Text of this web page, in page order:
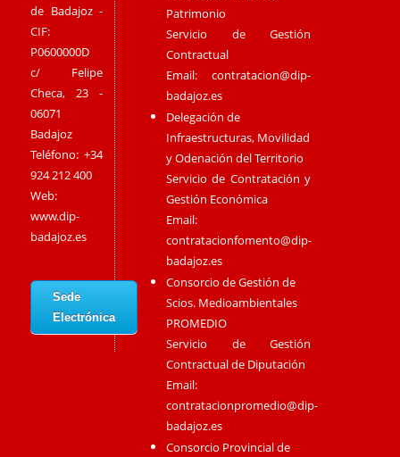
de Badajoz -
CIF:
P0600000D
c/ Felipe
Checa, 23 -
06071
Badajoz
Teléfono: +34
924 212 400
Web:
www.dip-
badajoz.es
Sede
Electrónica
Patrimonio
Servicio de Gestión
Contractual
Email:contratacion@dip-
badajoz.es
Delegación de
Infraestructuras, Movilidad
y Odenación del Territorio
Servicio de Contratación y
Gestión Económica
Email:
contratacionfomento@dip-
badajoz.es
Consorcio de Gestión de
Scios. Medioambientales
PROMEDIO
Servicio de Gestión
Contractual de Diputación
Email:
contratacionpromedio@dip-
badajoz.es
Consorcio Provincial de